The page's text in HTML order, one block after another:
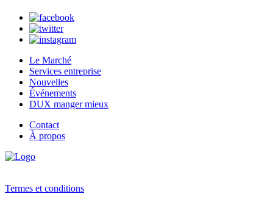
Le Marché
Services entreprise
Nouvelles
Événements
DUX manger mieux
Contact
À propos
Termes et conditions